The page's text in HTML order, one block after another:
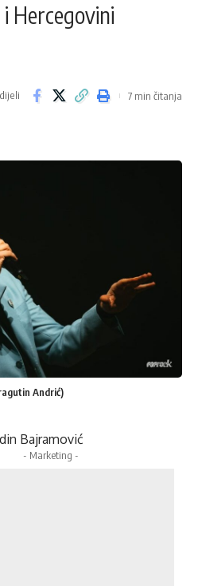
Hercegovini
7 min čitanja
Andrić)
Bajramović
- Marketing -